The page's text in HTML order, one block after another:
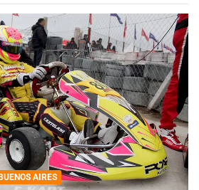
AIRES
E-KART.COM.AR